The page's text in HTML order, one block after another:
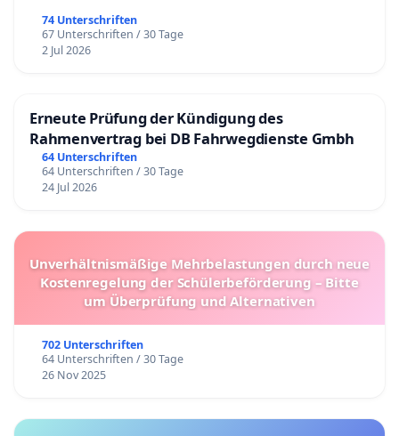
74 Unterschriften
67 Unterschriften / 30 Tage
2 Jul 2026
Erneute Prüfung der Kündigung des
Rahmenvertrag bei DB Fahrwegdienste Gmbh
64 Unterschriften
64 Unterschriften / 30 Tage
24 Jul 2026
Unverhältnismäßige Mehrbelastungen durch neue
Kostenregelung der Schülerbeförderung – Bitte
um Überprüfung und Alternativen
702 Unterschriften
64 Unterschriften / 30 Tage
26 Nov 2025